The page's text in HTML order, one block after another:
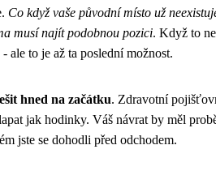
Co když vaše původní místo už
musí najít podobnou pozici. Když to
ale to je až ta poslední možnost.
hned na začátku. Zdravotní
jak hodinky. Váš návrat by měl
jste se dohodli před odchodem.